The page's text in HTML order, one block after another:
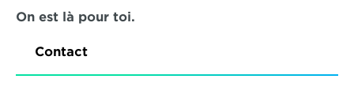
On est là pour toi.
Contact